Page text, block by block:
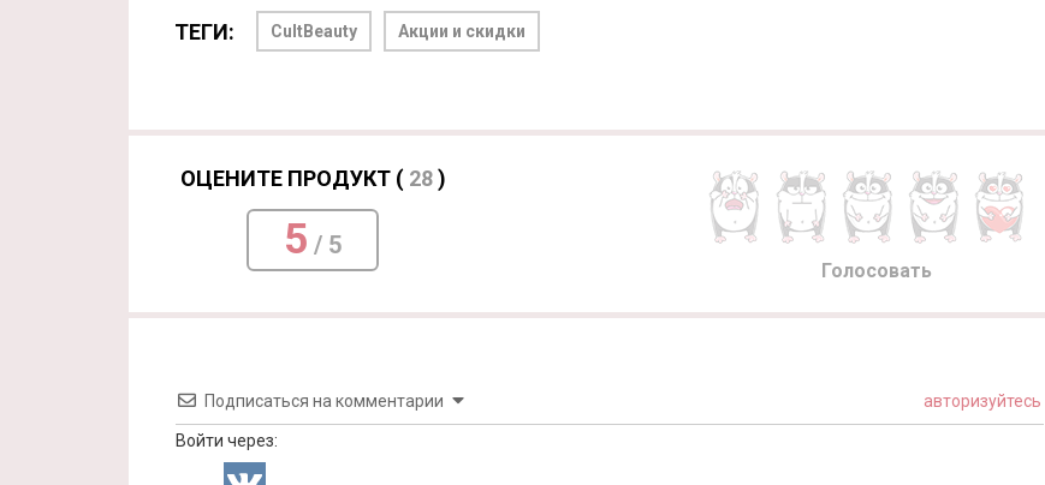
ТЕГИ: CultBeauty Акции и скидки
ОЦЕНИТЕ ПРОДУКТ ( 28)
5 / 5
Голосовать
Подписаться на комментарии авторизуйтесь
Войти через: